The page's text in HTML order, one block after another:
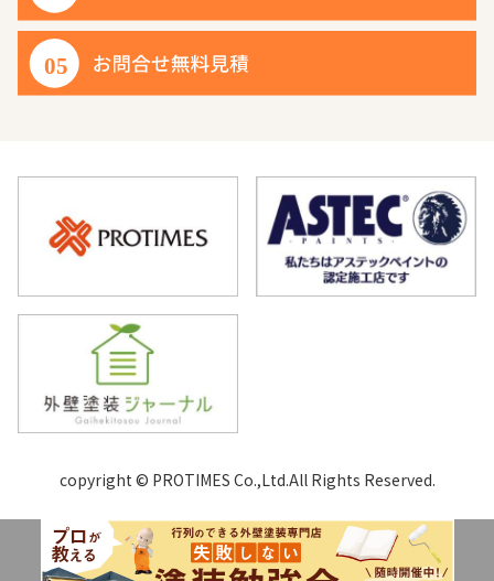
copyright © PROTIMES Co.,Ltd.All Rights Reserved.